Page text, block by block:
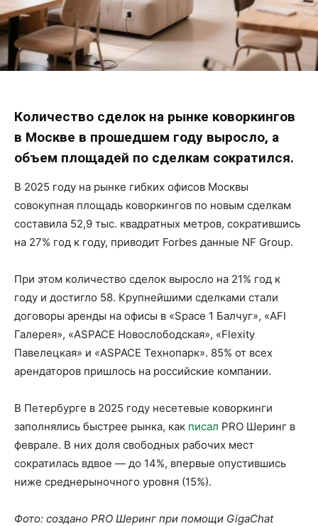
Количество сделок на рынке коворкингов
в Москве в прошедшем году выросло, а
объем площадей по сделкам сократился.
В 2025 году на рынке гибких офисов Москвы
совокупная площадь коворкингов по новым сделкам
составила 52,9 тыс. квадратных метров, сократившись
на 27% год к году, приводит Forbes данные NF Group.
При этом количество сделок выросло на 21% год к
году и достигло 58. Крупнейшими сделками стали
договоры аренды на офисы в «Space 1 Балчуг», «AFI
Галерея», «ASPACE Новослободская», «Flexity
Павелецкая» и «ASPACE Технопарк». 85% от всех
арендаторов пришлось на российские компании.
В Петербурге в 2025 году несетевые коворкинги
заполнялись быстрее рынка, как писал PRO Шеринг в
феврале. В них доля свободных рабочих мест
сократилась вдвое — до 14%, впервые опустившись
ниже среднерыночного уровня (15%).
Фото: создано PRO Шеринг при помощи GigaChat